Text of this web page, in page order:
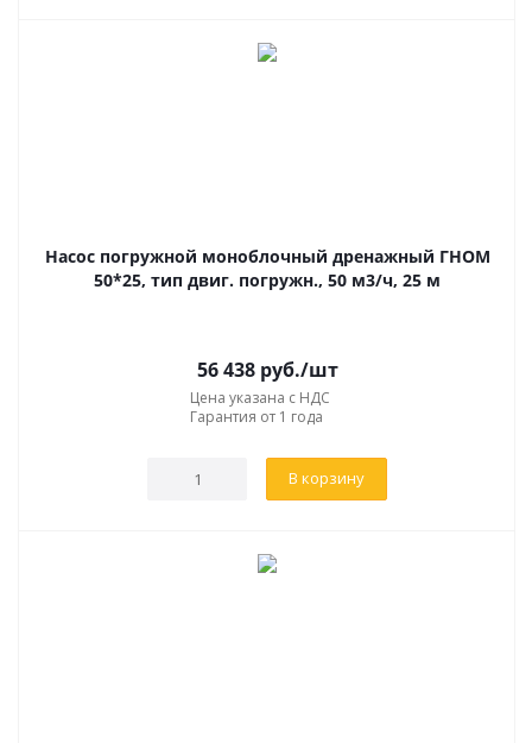
Насос погружной моноблочный дренажный ГНОМ
50*25, тип двиг. погружн., 50 м3/ч, 25 м
56 438руб./шт
Цена указана с НДС
Гарантия от 1 года
В корзину